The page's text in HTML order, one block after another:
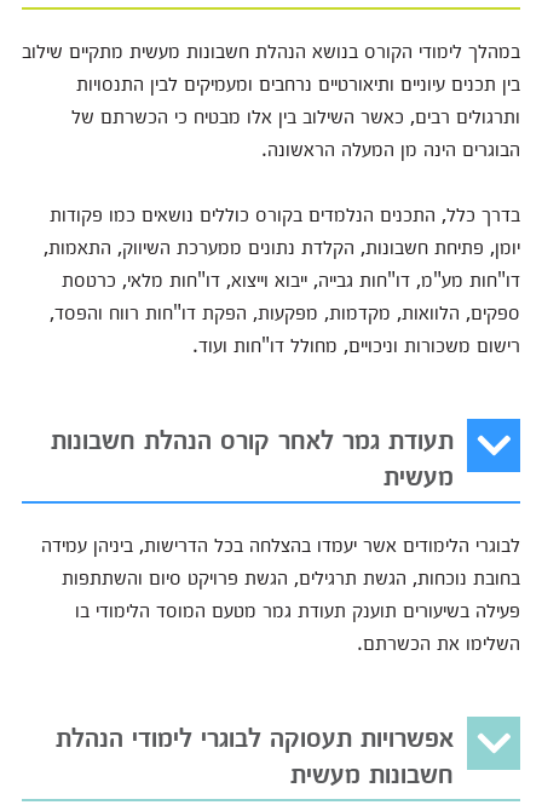
במהלך לימודי הקורס בנושא הנהלת חשבונות מעשית מתקיים שילוב
בין תכנים עיוניים ותיאורטיים נרחבים ומעמיקים לבין התנסויות
ותרגולים רבים, כאשר השילוב בין אלו מבטיח כי הכשרתם של
הבוגרים הינה מן המעלה הראשונה.
בדרך כלל, התכנים הנלמדים בקורס כוללים נושאים כמו פקודות
יומן, פתיחת חשבונות, הקלדת נתונים ממערכת השיווק, התאמות,
דו"חות מע"מ, דו"חות גבייה, ייבוא וייצוא, דו"חות מלאי, כרטסת
ספקים, הלוואות, מקדמות, מפקעות, הפקת דו"חות רווח והפסד,
רישום משכורות וניכויים, מחולל דו"חות ועוד.
תעודת גמר לאחר קורס הנהלת חשבונות
מעשית
לבוגרי הלימודים אשר יעמדו בהצלחה בכל הדרישות, ביניהן עמידה
בחובת נוכחות, הגשת תרגילים, הגשת פרויקט סיום והשתתפות
פעילה בשיעורים תוענק תעודת גמר מטעם המוסד הלימודי בו
השלימו את הכשרתם.
אפשרויות תעסוקה לבוגרי לימודי הנהלת
חשבונות מעשית